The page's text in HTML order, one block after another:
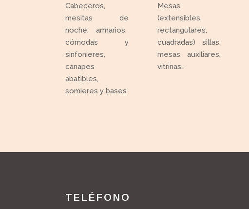
Cabeceros,
mesitas de
noche, armarios,
cómodas y
sinfonieres,
cánapes
abatibles,
somieres y bases
Mesas
(extensibles,
rectangulares,
cuadradas) sillas,
mesas auxiliares,
vitrinas…
TELÉFONO